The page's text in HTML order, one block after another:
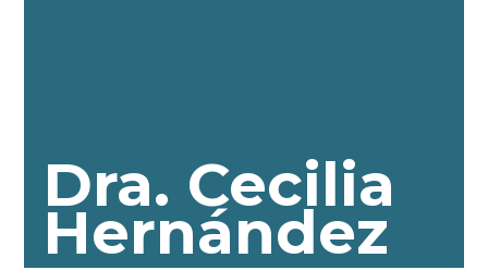
Dra. Cecilia
Hernández